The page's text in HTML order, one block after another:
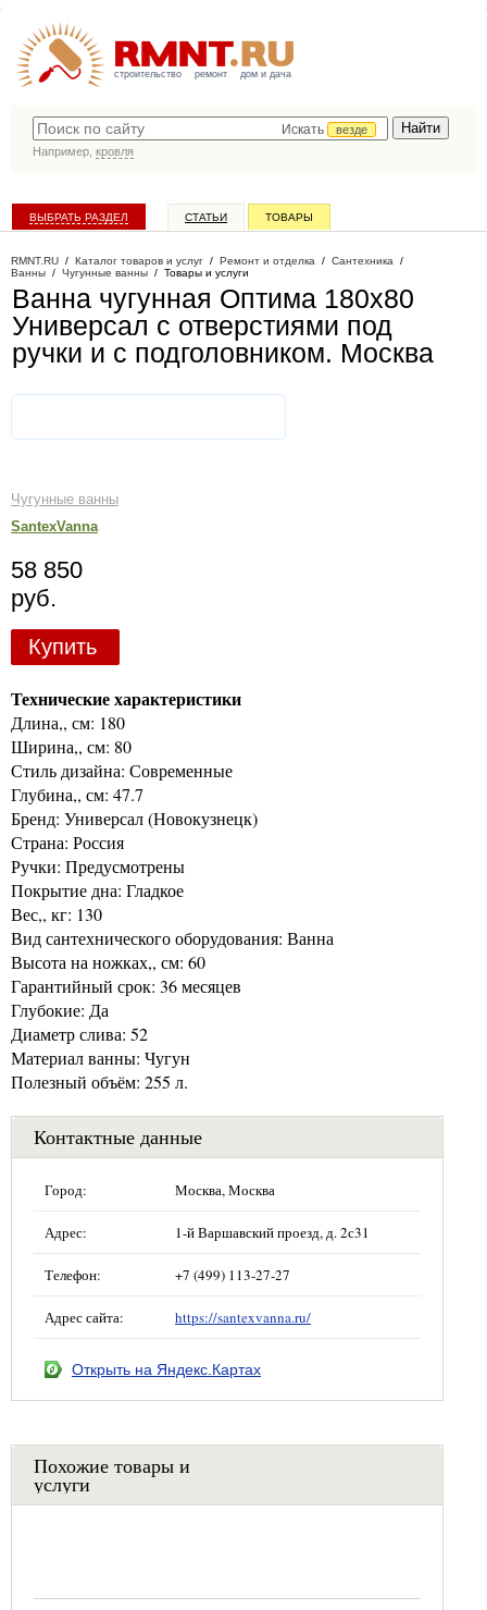
строительство ремонт дом и дача
Искать
везде
Например, кровля
ВЫБРАТЬ РАЗДЕЛ СТАТЬИ ТОВАРЫ
RMNT.RU / Каталог товаров и услуг / Ремонт и отделка / Сантехника /
Ванны / Чугунные ванны / Товары и услуги
Ванна чугунная Оптима 180х80
Универсал с отверстиями под
ручки и с подголовником. Москва
Чугунные ванны
SantexVanna
58 850
руб.
Купить
Технические характеристики
Длина,, см: 180
Ширина,, см: 80
Стиль дизайна: Современные
Глубина,, см: 47.7
Бренд: Универсал (Новокузнецк)
Страна: Россия
Ручки: Предусмотрены
Покрытие дна: Гладкое
Вес,, кг: 130
Вид сантехнического оборудования: Ванна
Высота на ножках,, см: 60
Гарантийный срок: 36 месяцев
Глубокие: Да
Диаметр слива: 52
Материал ванны: Чугун
Полезный объём: 255 л.
Контактные данные
Город: Москва, Москва
Адрес: 1-й Варшавский проезд, д. 2с31
Телефон: +7 (499) 113-27-27
Адрес сайта: https://santexvanna.ru/
Открыть на Яндекс.Картах
Похожие товары и
услуги